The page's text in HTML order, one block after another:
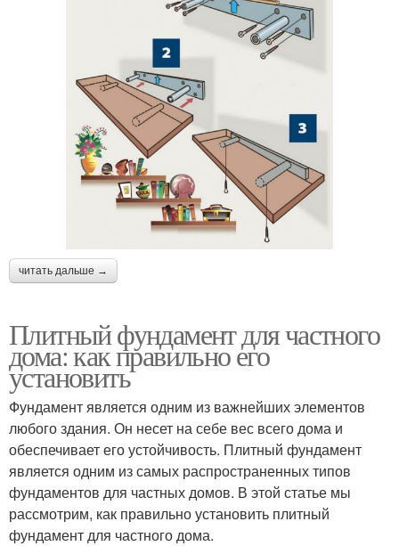
читать дальше →
Плитный фундамент для частного
дома: как правильно его
установить
Фундамент является одним из важнейших элементов
любого здания. Он несет на себе вес всего дома и
обеспечивает его устойчивость. Плитный фундамент
является одним из самых распространенных типов
фундаментов для частных домов. В этой статье мы
рассмотрим, как правильно установить плитный
фундамент для частного дома.